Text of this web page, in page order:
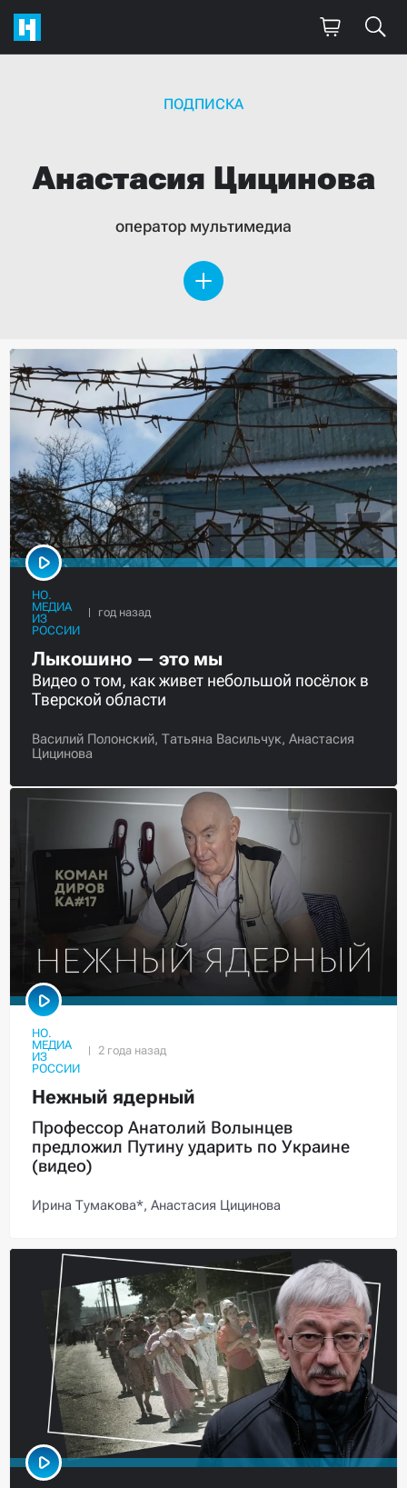
ПОДПИСКА
Анастасия Цицинова
оператор мультимедиа
НО.
МЕДИА
ИЗ
РОССИИ
Лыкошино — это мы
Видео о том, как живет небольшой посёлок в
Тверской области
Василий Полонский, Татьяна Васильчук, Анастасия
Цицинова
НО.
МЕДИА
ИЗ
РОССИИ
Нежный ядерный
Профессор Анатолий Волынцев
предложил Путину ударить по Украине
(видео)
Ирина Тумакова*, Анастасия Цицинова